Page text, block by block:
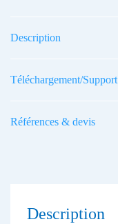
Description
Téléchargement/Support
Références & devis
Description